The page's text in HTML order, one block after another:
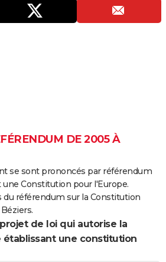
DE 2005 À
se sont prononcés par référendum
Constitution pour l'Europe.
du référendum sur la Constitution
de loi qui autorise la
une constitution